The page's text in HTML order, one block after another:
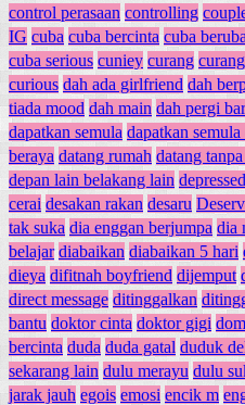
control perasaan controlling
IG cuba cuba bercinta cuba
cuba serious cuniey curang
curious dah ada girlfriend dah
tiada mood dah main dah pergi
dapatkan semula dapatkan semula
beraya datang rumah datang
depan lain belakang lain depressed
cerai desakan rakan desaru
tak suka dia enggan berjumpa dia
belajar diabaikan diabaikan 5 hari
dieya difitnah boyfriend dijemput
direct message ditinggalkan
bantu doktor cinta doktor gigi
bercinta duda duda gatal duduk
sekarang lain dulu merayu dulu
jarak jauh egois emosi encik m